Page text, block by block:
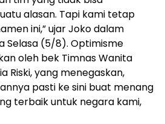
alasan. Tapi kami tetap
ini,” ujar Joko dalam
Selasa (5/8). Optimisme
oleh bek Timnas Wanita
Riski, yang menegaskan,
pasti ke sini buat menang
terbaik untuk negara kami,